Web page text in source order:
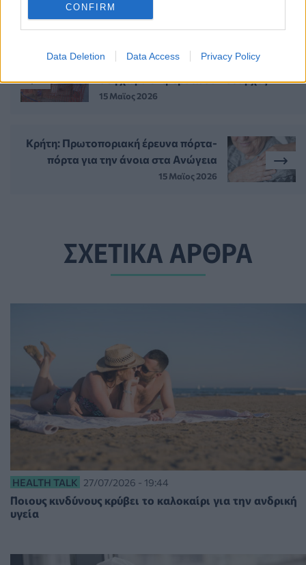
CONFIRM
Data Deletion Data Access Privacy Policy
ΠΕΡΙΣΣΟΤΕΡΑ ΣΤΗΝ ΙΔΙΑ ΚΑΤΗΓΟΡΙΑ
ΛΔ Κονγκό: Ξέσπασμα του ιού Έμπολα
στη χώρα επιβεβαίωσαν οι αρχές
15 Μαϊος 2026
Κρήτη: Πρωτοποριακή έρευνα πόρτα-
πόρτα για την άνοια στα Ανώγεια
15 Μαϊος 2026
ΣΧΕΤΙΚΑ ΑΡΘΡΑ
HEALTH TALK 27/07/2026 - 19:44
Ποιους κινδύνους κρύβει το καλοκαίρι για την ανδρική
υγεία